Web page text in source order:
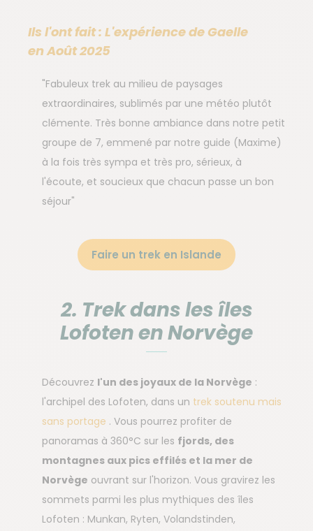
Ils l'ont fait : L'expérience de Gaelle
en Août 2025
"Fabuleux trek au milieu de paysages
extraordinaires, sublimés par une météo plutôt
clémente. Très bonne ambiance dans notre petit
groupe de 7, emmené par notre guide (Maxime)
à la fois très sympa et très pro, sérieux, à
l'écoute, et soucieux que chacun passe un bon
séjour"
Faire un trek en Islande
2. Trek dans les îles
Lofoten en Norvège
Découvrez l'un des joyaux de la Norvège :
l'archipel des Lofoten, dans un trek soutenu mais
sans portage . Vous pourrez profiter de
panoramas à 360°C sur les fjords, des
montagnes aux pics effilés et la mer de
Norvège ouvrant sur l'horizon. Vous gravirez les
sommets parmi les plus mythiques des îles
Lofoten : Munkan, Ryten, Volandstinden,